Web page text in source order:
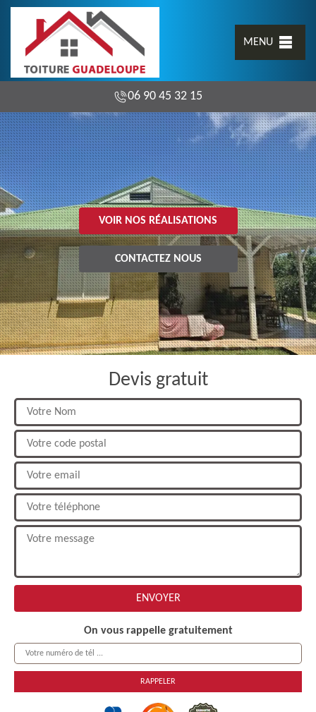
MENU
06 90 45 32 15
VOIR NOS RÉALISATIONS
CONTACTEZ NOUS
Devis gratuit
On vous rappelle gratuitement